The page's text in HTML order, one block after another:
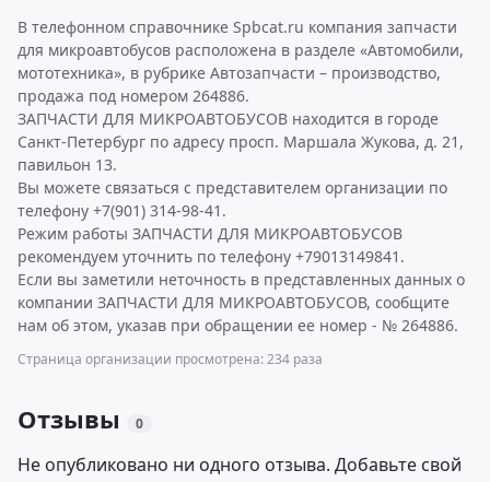
В телефонном справочнике Spbcat.ru компания запчасти
для микроавтобусов расположена в разделе «Автомобили,
мототехника», в рубрике Автозапчасти – производство,
продажа под номером 264886.
ЗАПЧАСТИ ДЛЯ МИКРОАВТОБУСОВ находится в городе
Санкт-Петербург по адресу просп. Маршала Жукова, д. 21,
павильон 13.
Вы можете связаться с представителем организации по
телефону +7(901) 314-98-41.
Режим работы ЗАПЧАСТИ ДЛЯ МИКРОАВТОБУСОВ
рекомендуем уточнить по телефону +79013149841.
Если вы заметили неточность в представленных данных о
компании ЗАПЧАСТИ ДЛЯ МИКРОАВТОБУСОВ, сообщите
нам об этом, указав при обращении ее номер - № 264886.
Страница организации просмотрена: 234 раза
Отзывы 0
Не опубликовано ни одного отзыва. Добавьте свой